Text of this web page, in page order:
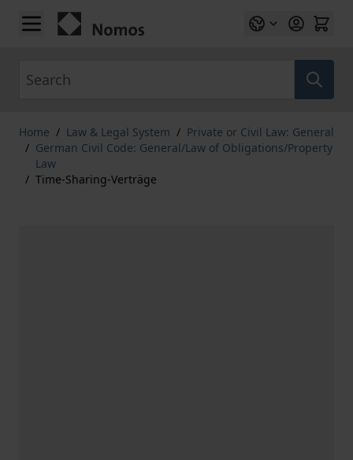
Skip to Content
Home / Law & Legal System / Private or Civil Law: General
/ German Civil Code: General/Law of Obligations/Property
Law
/ Time-Sharing-Verträge